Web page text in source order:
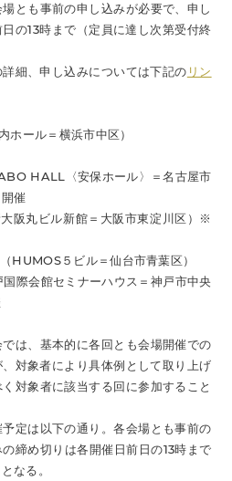
とも事前の申し込みが必要で、申し
の13時まで（定員に達し次第受付終
詳細、申し込みについては下記の リン
ホール＝横浜市中区）
HALL〈安保ホール〉＝名古屋市
催
阪丸ビル新館＝大阪市東淀川区）※
HUMOS５ビル＝仙台市青葉区）
際会館セミナーハウス＝神戸市中央
は、基本的に各回とも会場開催での
対象者により具体例として取り上げ
対象者に該当する回に参加すること
定は以下の通り。各会場とも事前の
締め切りは各開催日前日の13時まで
なる。